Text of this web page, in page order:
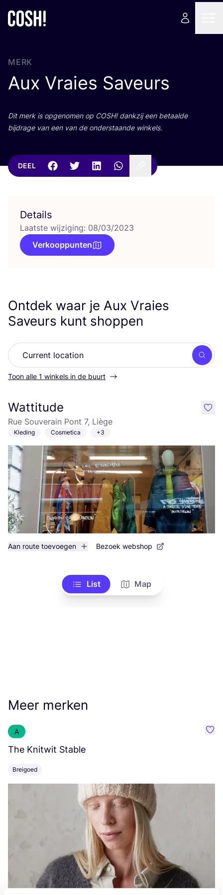
MERK
Aux Vraies Saveurs
Dit merk is opge­no­men op COSH! dank­zij een betaal­de
bij­dra­ge van een van de onder­staan­de winkels.
DEEL
Details
Laatste wijziging: 08/03/2023
Verkooppunten
Ontdek waar je Aux Vraies
Saveurs kunt shoppen
Zoek
Toon alle 1 winkels in de buurt
Wattitude
Rue Souverain Pont 7, Liège
Kleding Cosmetica +3
Aan route toevoegen Bezoek webshop
like
List Map
Meer merken
A
The Knitwit Stable
Breigoed